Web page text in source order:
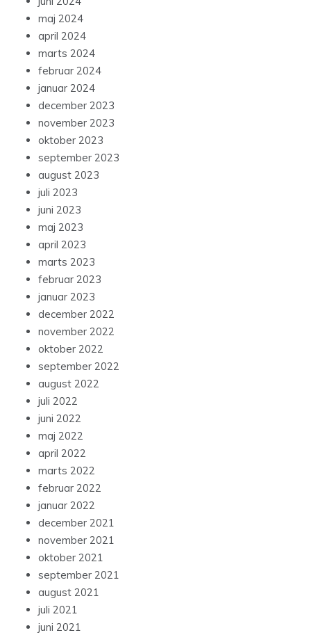
maj 2024
april 2024
marts 2024
februar 2024
januar 2024
december 2023
november 2023
oktober 2023
september 2023
august 2023
juli 2023
juni 2023
maj 2023
april 2023
marts 2023
februar 2023
januar 2023
december 2022
november 2022
oktober 2022
september 2022
august 2022
juli 2022
juni 2022
maj 2022
april 2022
marts 2022
februar 2022
januar 2022
december 2021
november 2021
oktober 2021
september 2021
august 2021
juli 2021
juni 2021